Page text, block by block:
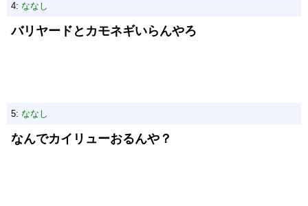
4: ななし
バリヤードとカモネギいらんやろ
5: ななし
なんでカイリューおるんや？